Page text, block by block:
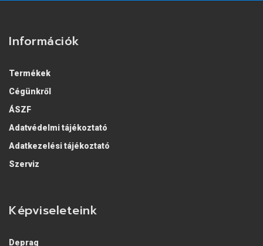
Információk
Termékek
Cégünkről
ÁSZF
Adatvédelmi tájékoztató
Adatkezelési tájékoztató
Szerviz
Képviseleteink
Deprag